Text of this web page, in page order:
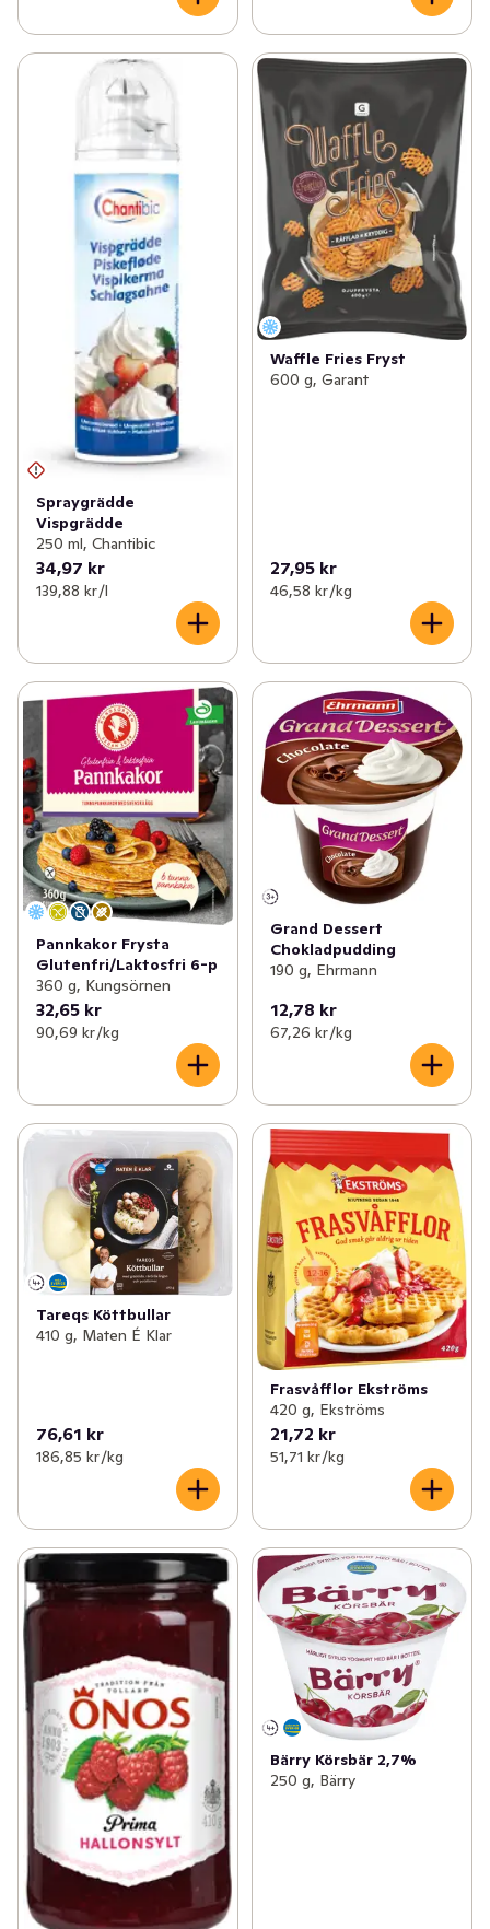
Spraygrädde
Vispgrädde
250 ml, Chantibic
34,97 kr
139,88 kr /l
Waffle Fries Fryst
600 g, Garant
27,95 kr
46,58 kr /kg
Pannkakor Frysta
Glutenfri/Laktosfri 6-p
360 g, Kungsörnen
32,65 kr
90,69 kr /kg
Grand Dessert
Chokladpudding
190 g, Ehrmann
12,78 kr
67,26 kr /kg
Tareqs Köttbullar
410 g, Maten É Klar
76,61 kr
186,85 kr /kg
Frasvåfflor Ekströms
420 g, Ekströms
21,72 kr
51,71 kr /kg
Bärry Körsbär 2,7%
250 g, Bärry